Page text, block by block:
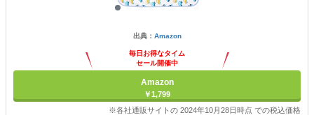
出典： Amazon
毎日お得なタイム
セール開催中
Amazon
￥1,799
※各社通販サイトの 2024年10月28日時点 での税込価格